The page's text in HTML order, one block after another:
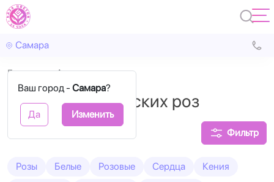
Самара
Ваш город - Самара?
Да Изменить
Главная Французские
Букеты французских роз
Фильтр
Розы Белые Розовые Сердца
Кения